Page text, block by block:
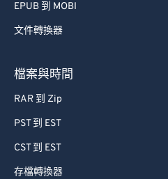
EPUB 到 MOBI
文件轉換器
檔案與時間
RAR 到 Zip
PST 到 EST
CST 到 EST
存檔轉換器